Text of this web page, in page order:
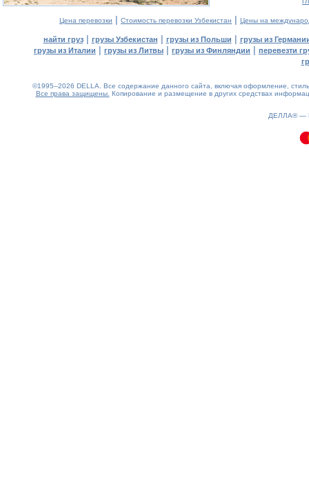
Цена перевозки | Стоимость перевозки Узбекистан | Цены на
найти груз| грузы Узбекистан | грузы из Польши | грузы из
грузы из Италии | грузы из Литвы | грузы из Финляндии | перевезти
©1995–2026 DELLA. Все содержание данного сайта, включая оформление,
Все права защищены. Копирование и размещение в других средствах
ДЕЛЛА® —